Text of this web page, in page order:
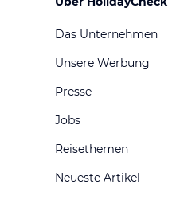
Das Unternehmen
Unsere Werbung
Presse
Jobs
Reisethemen
Neueste Artikel